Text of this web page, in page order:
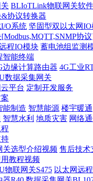
BLIoTLink物联网关软件
协议转换器
O系统 坚固型双以太网
协
程IO模块 蓄电池组监测
智能终端
边缘计算路由器 4G工业
数据采集网关
平台 定制开发服务
能制造 智慧能源 楼宇暖通
智慧水利 地质灾害 网络
关选型介绍视频 售后技术
教程视频
物联网关S475 以太网远